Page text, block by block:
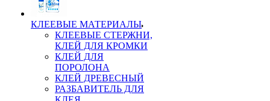
КЛЕЕВЫЕ МАТЕРИАЛЫ
КЛЕЕВЫЕ СТЕРЖНИ,
КЛЕЙ ДЛЯ КРОМКИ
КЛЕЙ ДЛЯ
ПОРОЛОНА
КЛЕЙ ДРЕВЕСНЫЙ
РАЗБАВИТЕЛЬ ДЛЯ